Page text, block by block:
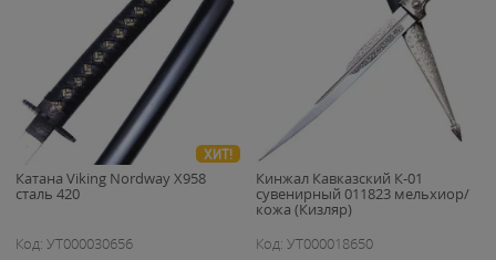
ХИТ!
Катана Viking Nordway X958
сталь 420
Код: УТ000030656
Кинжал Кавказский К-01
сувенирный 011823 мельхиор/
кожа (Кизляр)
Код: УТ000018650